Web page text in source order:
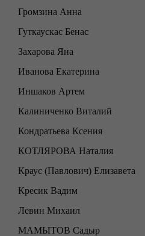
Громзина Анна
Гуткаускас Бенас
Захарова Яна
Иванова Екатерина
Иншаков Артем
Калиниченко Виталий
Кондратьева Ксения
КОТЛЯРОВА Наталия
Краус (Павлович) Елизавета
Кресик Вадим
Левин Михаил
МАМЫТОВ Садыр